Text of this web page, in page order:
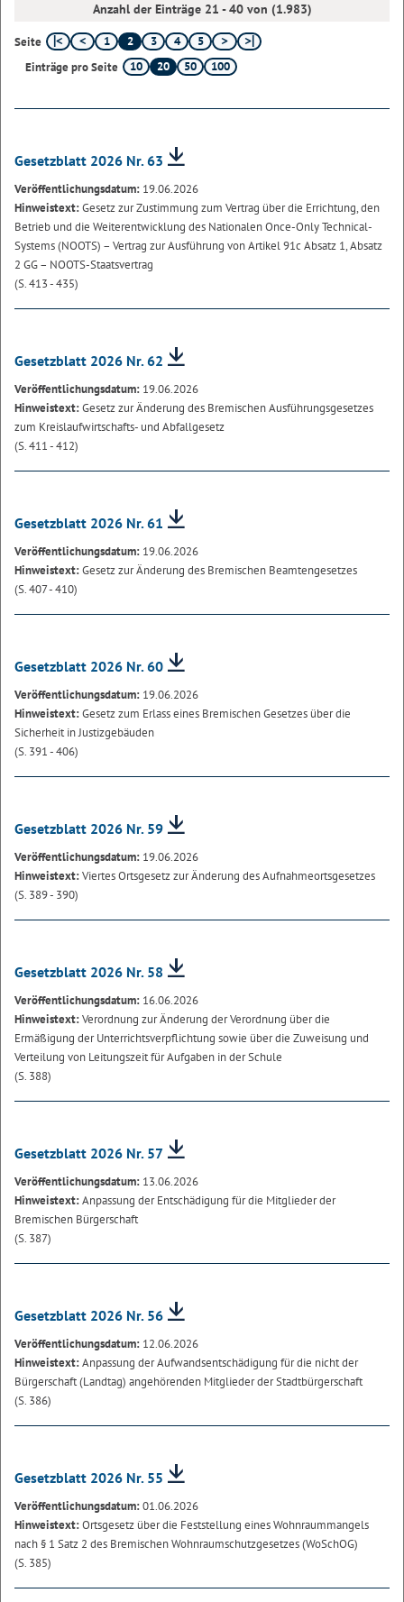
Anzahl der Einträge 21 - 40 von (1.983)
Seite 1 2 3 4
5
Einträge pro Seite
10 20 50 100
Gesetzblatt 2026 Nr. 63
Veröffentlichungsdatum: 19.06.2026
Hinweistext:Gesetz zur Zustimmung zum Vertrag über die Errichtung, den
Betrieb und die Weiterentwicklung des Nationalen Once-Only Technical-
Systems (NOOTS) – Vertrag zur Ausführung von Artikel 91c Absatz 1, Absatz
2 GG – NOOTS-Staatsvertrag
(S. 413 - 435)
Gesetzblatt 2026 Nr. 62
Veröffentlichungsdatum: 19.06.2026
Hinweistext:Gesetz zur Änderung des Bremischen Ausführungsgesetzes
zum Kreislaufwirtschafts- und Abfallgesetz
(S. 411 - 412)
Gesetzblatt 2026 Nr. 61
Veröffentlichungsdatum: 19.06.2026
Hinweistext:Gesetz zur Änderung des Bremischen Beamtengesetzes
(S. 407 - 410)
Gesetzblatt 2026 Nr. 60
Veröffentlichungsdatum: 19.06.2026
Hinweistext:Gesetz zum Erlass eines Bremischen Gesetzes über die
Sicherheit in Justizgebäuden
(S. 391 - 406)
Gesetzblatt 2026 Nr. 59
Veröffentlichungsdatum: 19.06.2026
Hinweistext:Viertes Ortsgesetz zur Änderung des Aufnahmeortsgesetzes
(S. 389 - 390)
Gesetzblatt 2026 Nr. 58
Veröffentlichungsdatum: 16.06.2026
Hinweistext:Verordnung zur Änderung der Verordnung über die
Ermäßigung der Unterrichtsverpflichtung sowie über die Zuweisung und
Verteilung von Leitungszeit für Aufgaben in der Schule
(S. 388)
Gesetzblatt 2026 Nr. 57
Veröffentlichungsdatum: 13.06.2026
Hinweistext:Anpassung der Entschädigung für die Mitglieder der
Bremischen Bürgerschaft
(S. 387)
Gesetzblatt 2026 Nr. 56
Veröffentlichungsdatum: 12.06.2026
Hinweistext:Anpassung der Aufwandsentschädigung für die nicht der
Bürgerschaft (Landtag) angehörenden Mitglieder der Stadtbürgerschaft
(S. 386)
Gesetzblatt 2026 Nr. 55
Veröffentlichungsdatum:01.06.2026
Hinweistext:Ortsgesetz über die Feststellung eines Wohnraummangels
nach § 1 Satz 2 des Bremischen Wohnraumschutzgesetzes (WoSchOG)
(S. 385)